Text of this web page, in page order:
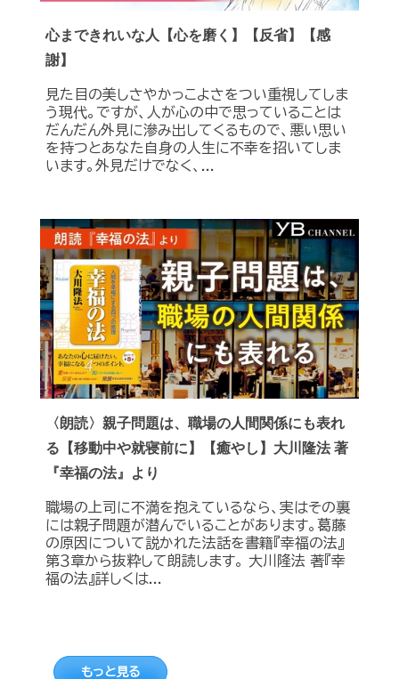
心まできれいな人【心を磨く】【反省】【感
謝】
見た目の美しさやかっこよさをつい重視してしま
う現代。ですが、人が心の中で思っていることは
だんだん外見に滲み出してくるもので、悪い思い
を持つとあなた自身の人生に不幸を招いてしま
います。外見だけでなく、...
〈朗読〉親子問題は、職場の人間関係にも表れ
る【移動中や就寝前に】【癒やし】大川隆法 著
『幸福の法』より
職場の上司に不満を抱えているなら、実はその裏
には親子問題が潜んでいることがあります。葛藤
の原因について説かれた法話を書籍『幸福の法』
第３章から抜粋して朗読します。 大川隆法 著『幸
福の法』詳しくは...
もっと見る